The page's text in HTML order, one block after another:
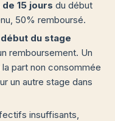
15 jours du début
50% remboursé.
début du stage
remboursement. Un
la part non consommée
un autre stage dans
insuffisants,